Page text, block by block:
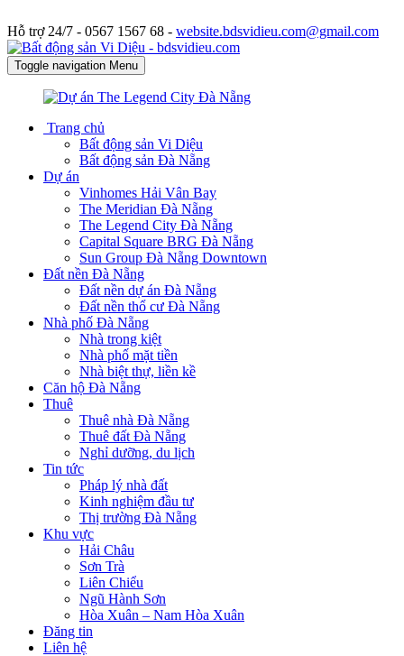
Hỗ trợ 24/7 - 0567 1567 68 - website.bdsvidieu.com@gmail.com
Toggle navigation Menu
Trang chủ
Bất động sản Vi Diệu
Bất động sản Đà Nẵng
Dự án
Vinhomes Hải Vân Bay
The Meridian Đà Nẵng
The Legend City Đà Nẵng
Capital Square BRG Đà Nẵng
Sun Group Đà Nẵng Downtown
Đất nền Đà Nẵng
Đất nền dự án Đà Nẵng
Đất nền thổ cư Đà Nẵng
Nhà phố Đà Nẵng
Nhà trong kiệt
Nhà phố mặt tiền
Nhà biệt thự, liền kề
Căn hộ Đà Nẵng
Thuê
Thuê nhà Đà Nẵng
Thuê đất Đà Nẵng
Nghỉ dưỡng, du lịch
Tin tức
Pháp lý nhà đất
Kinh nghiệm đầu tư
Thị trường Đà Nẵng
Khu vực
Hải Châu
Sơn Trà
Liên Chiểu
Ngũ Hành Sơn
Hòa Xuân – Nam Hòa Xuân
Đăng tin
Liên hệ